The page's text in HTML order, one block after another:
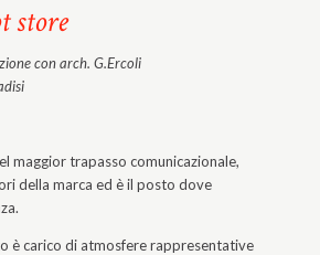
store
con arch. G.Ercoli
maggior trapasso comunicazionale,
della marca ed è il posto dove
è carico di atmosfere rappresentative